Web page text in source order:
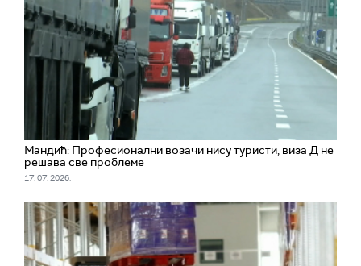
Мандић: Професионални возачи нису туристи, виза Д не
решава све проблеме
17. 07. 2026.